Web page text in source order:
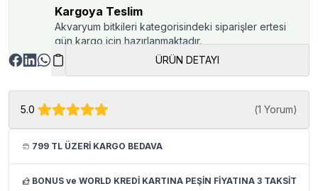
Kargoya Teslim
Akvaryum bitkileri kategorisindeki siparişler ertesi
gün kargo için hazırlanmaktadır.
ÜRÜN DETAYI
5.0 (1 Yorum)
799 TL ÜZERİ KARGO BEDAVA
BONUS ve WORLD KREDİ KARTINA PEŞİN FİYATINA 3 TAKSİT